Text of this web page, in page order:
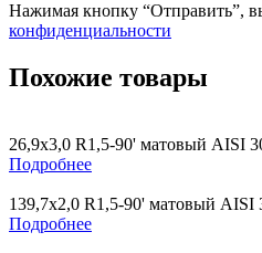
Нажимая кнопку “Отправить”,
конфиденциальности
Похожие товары
26,9х3,0 R1,5-90' матовый AISI
Подробнее
139,7х2,0 R1,5-90' матовый AISI
Подробнее